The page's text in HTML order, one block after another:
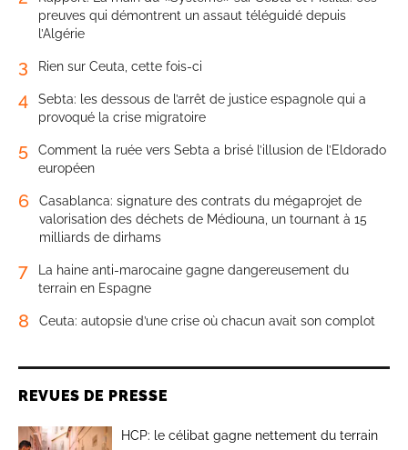
preuves qui démontrent un assaut téléguidé depuis
l’Algérie
3 Rien sur Ceuta, cette fois-ci
4
Sebta: les dessous de l’arrêt de justice espagnole qui a
provoqué la crise migratoire
5
Comment la ruée vers Sebta a brisé l’illusion de l’Eldorado
européen
6
Casablanca: signature des contrats du mégaprojet de
valorisation des déchets de Médiouna, un tournant à 15
milliards de dirhams
7
La haine anti-marocaine gagne dangereusement du
terrain en Espagne
8 Ceuta: autopsie d’une crise où chacun avait son complot
REVUES DE PRESSE
HCP: le célibat gagne nettement du terrain